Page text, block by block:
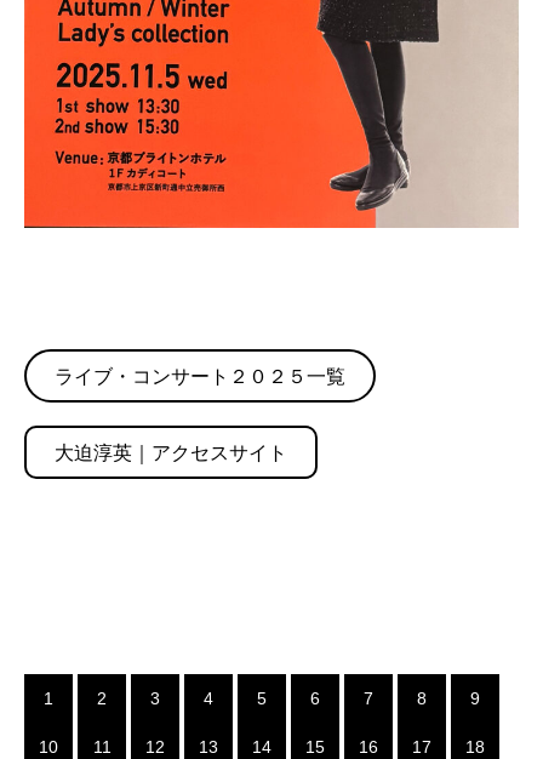
ライブ・コンサート２０２５一覧
大迫淳英｜アクセスサイト
1 2 3 4 5 6 7 8 9
10 11 12 13 14 15 16 17 18